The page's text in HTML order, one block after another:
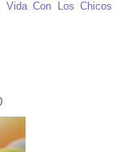
Con Los Chicos